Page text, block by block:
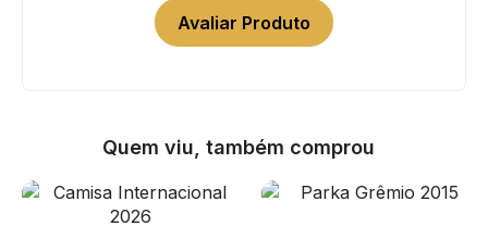
Avaliar Produto
Quem viu, também comprou